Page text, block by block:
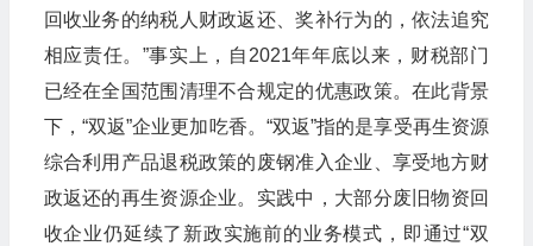
回收业务的纳税人财政返还、奖补行为的，依法追究
相应责任。”事实上，自2021年年底以来，财税部门
已经在全国范围清理不合规定的优惠政策。在此背景
下，“双返”企业更加吃香。“双返”指的是享受再生资源
综合利用产品退税政策的废钢准入企业、享受地方财
政返还的再生资源企业。实践中，大部分废旧物资回
收企业仍延续了新政实施前的业务模式，即通过“双